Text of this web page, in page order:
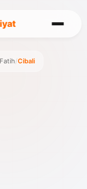
Fatih/Cibali